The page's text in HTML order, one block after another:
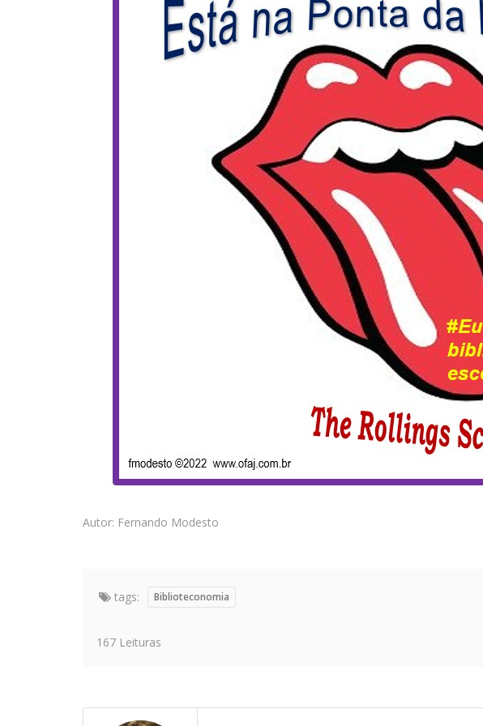
Autor: Fernando Modesto
tags: Biblioteconomia
167 Leituras